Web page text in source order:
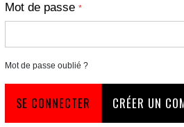
Mot de passe
Mot de passe oublié ?
SE CONNECTER CRÉER UN